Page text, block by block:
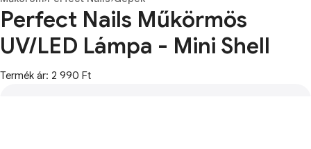
Perfect Nails Műkörmös
UV/LED Lámpa - Mini Shell
Termék ár: 2 990 Ft